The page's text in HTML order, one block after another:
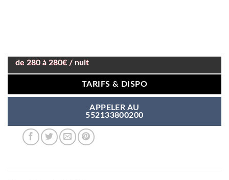
de 280 à 280€ / nuit
TARIFS & DISPO
APPELER AU
552133800200